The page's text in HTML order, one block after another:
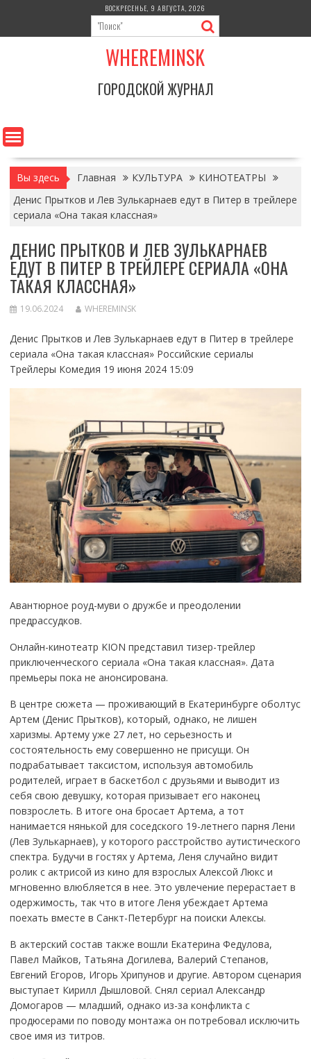
содержимому
ВОСКРЕСЕНЬЕ, 9 АВГУСТА, 2026
WHEREMINSK
ГОРОДСКОЙ ЖУРНАЛ
Вы здесь Главная КУЛЬТУРА
КИНОТЕАТРЫ
Денис Прытков и Лев Зулькарнаев едут в Питер в трейлере
сериала «Она такая классная»
ДЕНИС ПРЫТКОВ И ЛЕВ ЗУЛЬКАРНАЕВ
ЕДУТ В ПИТЕР В ТРЕЙЛЕРЕ СЕРИАЛА «ОНА
ТАКАЯ КЛАССНАЯ»
19.06.2024 WHEREMINSK
Денис Прытков и Лев Зулькарнаев едут в Питер в трейлере
сериала «Она такая классная» Российские сериалы
Трейлеры Комедия 19 июня 2024 15:09
Авантюрное роуд-муви о дружбе и преодолении
предрассудков.
Онлайн-кинотеатр KION представил тизер-трейлер
приключенческого сериала «Она такая классная». Дата
премьеры пока не анонсирована.
В центре сюжета — проживающий в Екатеринбурге оболтус
Артем (Денис Прытков), который, однако, не лишен
харизмы. Артему уже 27 лет, но серьезность и
состоятельность ему совершенно не присущи. Он
подрабатывает таксистом, используя автомобиль
родителей, играет в баскетбол с друзьями и выводит из
себя свою девушку, которая призывает его наконец
повзрослеть. В итоге она бросает Артема, а тот
нанимается нянькой для соседского 19-летнего парня Лени
(Лев Зулькарнаев), у которого расстройство аутистического
спектра. Будучи в гостях у Артема, Леня случайно видит
ролик с актрисой из кино для взрослых Алексой Люкс и
мгновенно влюбляется в нее. Это увлечение перерастает в
одержимость, так что в итоге Леня убеждает Артема
поехать вместе в Санкт-Петербург на поиски Алексы.
В актерский состав также вошли Екатерина Федулова,
Павел Майков, Татьяна Догилева, Валерий Степанов,
Евгений Егоров, Игорь Хрипунов и другие. Автором сценария
выступает Кирилл Дышловой. Снял сериал Александр
Домогаров — младший, однако из-за конфликта с
продюсерами по поводу монтажа он потребовал исключить
свое имя из титров.